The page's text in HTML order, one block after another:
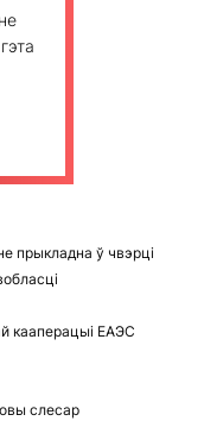
прыкладна ў чвэрці
кааперацыі ЕАЭС
слесар